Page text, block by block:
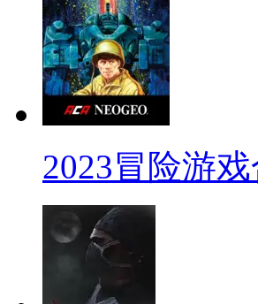
2023冒险游